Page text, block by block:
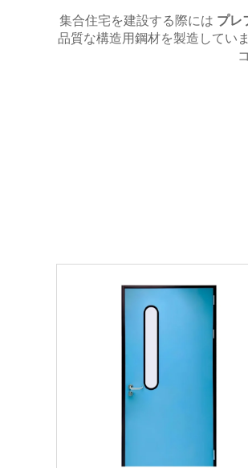
集合住宅を建設する際には プレ
品質な構造用鋼材を製造してい